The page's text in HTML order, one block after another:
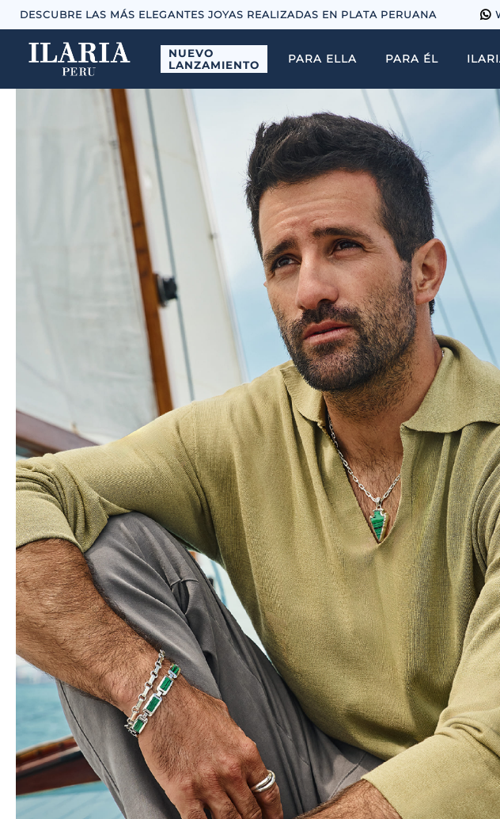
DESCUBRE LAS MÁS ELEGANTES JOYAS REALIZADAS EN PLATA PERUANA
NUEVO
LANZAMIENTO
PARA ELLA PARA ÉL